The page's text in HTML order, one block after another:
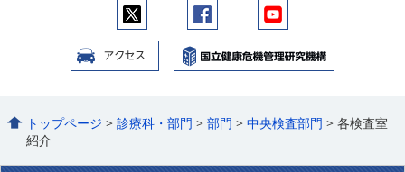
トップページ >診療科・部門 >部門 >中央検査部門 > 各検査室
紹介